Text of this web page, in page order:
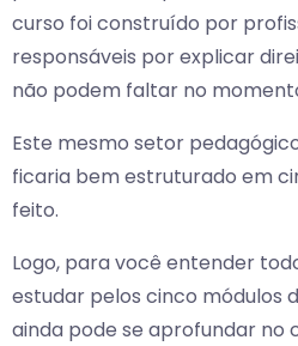
curso foi construído por
responsáveis por explicar
não podem faltar no
Este mesmo setor
ficaria bem estruturado em
feito.
Logo, para você entender
estudar pelos cinco módulos
ainda pode se aprofundar no